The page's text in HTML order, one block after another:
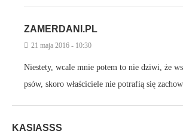
ZAMERDANI.PL
21 maja 2016 - 10:30
Niestety, wcale mnie potem to nie dziwi, że
psów, skoro właściciele nie potrafią się
KASIASSS